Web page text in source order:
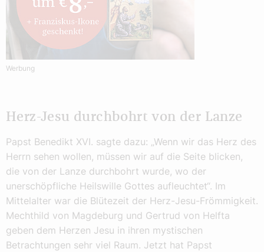
Werbung
Herz-Jesu durchbohrt von der Lanze
Papst Benedikt XVI. sagte dazu: „Wenn wir das Herz des
Herrn sehen wollen, müssen wir auf die Seite blicken,
die von der Lanze durchbohrt wurde, wo der
unerschöpfliche Heilswille Gottes aufleuchtet“. Im
Mittelalter war die Blütezeit der Herz-Jesu-Frömmigkeit.
Mechthild von Magdeburg und Gertrud von Helfta
geben dem Herzen Jesu in ihren mystischen
Betrachtungen sehr viel Raum. Jetzt hat Papst